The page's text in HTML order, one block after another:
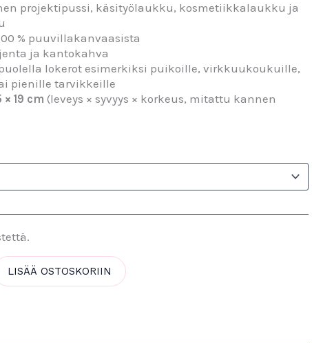
projektipussi, käsityölaukku, kosmetiikkalaukku ja
% puuvillakanvaasista
ja kantokahva
lokerot esimerkiksi puikoille, virkkuukoukuille,
pienille tarvikkeille
× 19 cm (leveys × syvyys × korkeus, mitattu kannen
LISÄÄ OSTOSKORIIN